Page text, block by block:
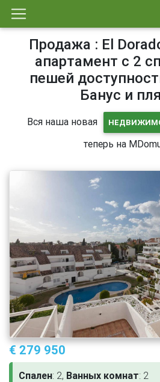
Продажа : El
апартамент с 2
пешей
Банус и
Вся наша новая
теперь на
€ 279 950
Спален: 2, Ванных комнат: 2